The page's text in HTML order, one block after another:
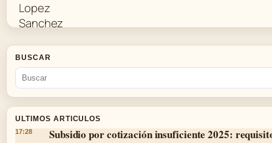
BUSCAR
ULTIMOS ARTICULOS
17:28 Subsidio por cotización insuficiente 2025: